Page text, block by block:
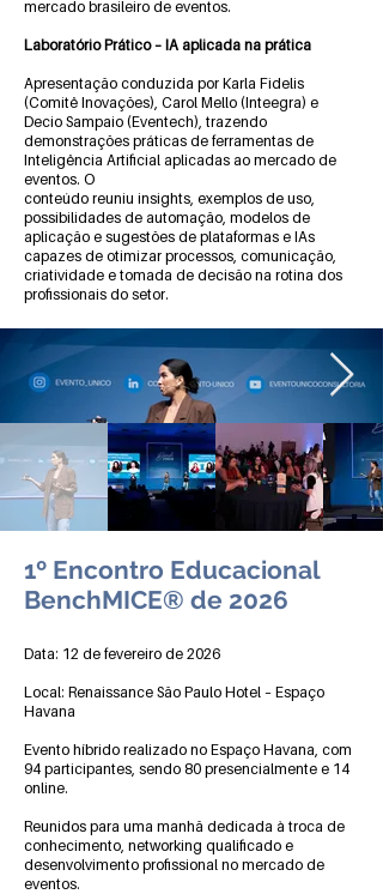
mercado brasileiro de eventos.
Laboratório Prático – IA aplicada na prática
Apresentação conduzida por Karla Fidelis
(Comitê Inovações), Carol Mello (Inteegra) e
Decio Sampaio (Eventech), trazendo
demonstrações práticas de ferramentas de
Inteligência Artificial aplicadas ao mercado de
eventos. O
conteúdo reuniu insights, exemplos de uso,
possibilidades de automação, modelos de
aplicação e sugestões de plataformas e IAs
capazes de otimizar processos, comunicação,
criatividade e tomada de decisão na rotina dos
profissionais do setor.
1º Encontro Educacional
BenchMICE® de 2026
Data: 12 de fevereiro de 2026
Local: Renaissance São Paulo Hotel – Espaço
Havana
Evento híbrido realizado no Espaço Havana, com
94 participantes, sendo 80 presencialmente e 14
online.
Reunidos para uma manhã dedicada à troca de
conhecimento, networking qualificado e
desenvolvimento profissional no mercado de
eventos.